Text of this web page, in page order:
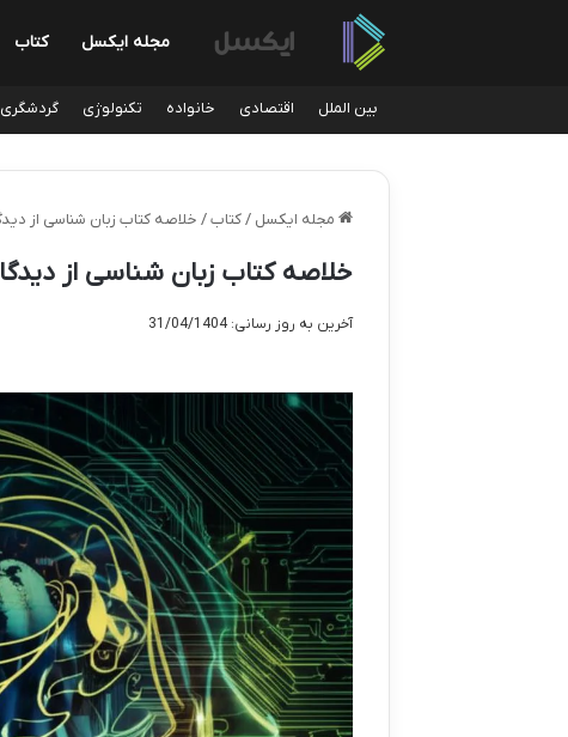
مجله ایکسل کتاب
بین الملل اقتصادی خانواده تکنولوژی گردشگری
مجله ایکسل / کتاب / خلاصه کتاب زبان شناسی از
خلاصه کتاب زبان شناسی از
آخرین به روز رسانی: 31/04/1404